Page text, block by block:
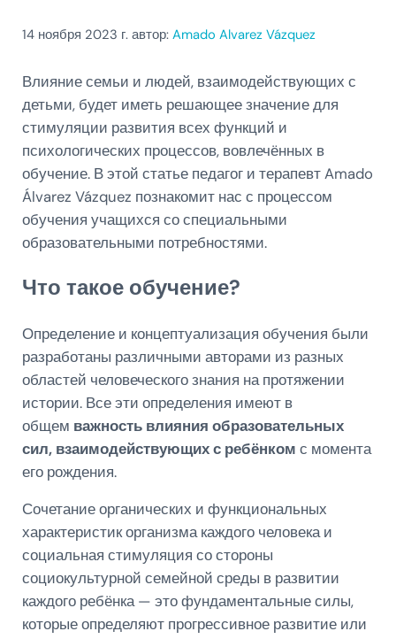
14 ноября 2023 г. автор: Amado Alvarez Vázquez
Влияние семьи и людей, взаимодействующих с
детьми, будет иметь решающее значение для
стимуляции развития всех функций и
психологических процессов, вовлечённых в
обучение. В этой статье педагог и терапевт Amado
Álvarez Vázquez познакомит нас с процессом
обучения учащихся со специальными
образовательными потребностями.
Что такое обучение?
Определение и концептуализация обучения были
разработаны различными авторами из разных
областей человеческого знания на протяжении
истории. Все эти определения имеют в
общем важность влияния образовательных
сил, взаимодействующих с ребёнком с момента
его рождения.
Сочетание органических и функциональных
характеристик организма каждого человека и
социальная стимуляция со стороны
социокультурной семейной среды в развитии
каждого ребёнка — это фундаментальные силы,
которые определяют прогрессивное развитие или